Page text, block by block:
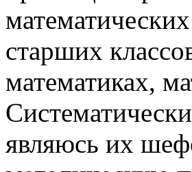
старших
математиках,
являюсь их